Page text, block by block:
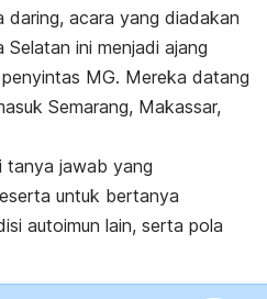
daring, acara yang diadakan
ini menjadi ajang
MG. Mereka datang
Semarang, Makassar,
tanya jawab yang
untuk bertanya
autoimun lain, serta pola